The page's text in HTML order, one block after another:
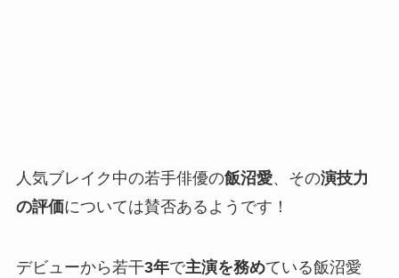
人気ブレイク中の若手俳優の飯沼愛、その演技力
の評価については賛否あるようです！
デビューから若干3年で主演を務めている飯沼愛